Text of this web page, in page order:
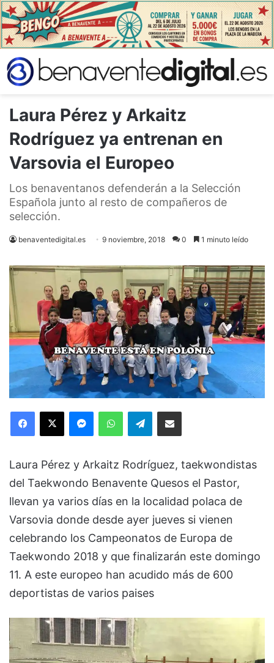
Laura Pérez y Arkaitz
Rodríguez ya entrenan en
Varsovia el Europeo
Los benaventanos defenderán a la Selección
Española junto al resto de compañeros de
selección.
benaventedigital.es 9 noviembre, 2018 0 1 minuto leído
Telegram
Laura Pérez y Arkaitz Rodríguez, taekwondistas
del Taekwondo Benavente Quesos el Pastor,
llevan ya varios días en la localidad polaca de
Varsovia donde desde ayer jueves si vienen
celebrando los Campeonatos de Europa de
Taekwondo 2018 y que finalizarán este domingo
11. A este europeo han acudido más de 600
deportistas de varios paises